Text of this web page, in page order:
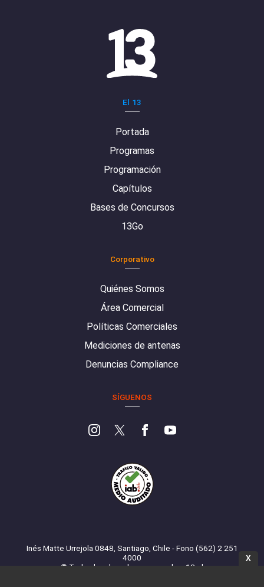
El 13
Portada
Programas
Programación
Capítulos
Bases de Concursos
13Go
Corporativo
Quiénes Somos
Área Comercial
Políticas Comerciales
Mediciones de antenas
Denuncias Compliance
SÍGUENOS
Inés Matte Urrejola 0848, Santiago, Chile - Fono (562) 2 251
4000
© Todos los derechos reservados. 13.cl
X